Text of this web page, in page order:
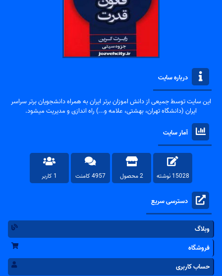
درباره سایت
این سایت توسط جمیعی از دانش اموزان برتر ایران به همراه دانشجویان برتر سراسر
ایران (دانشگاه تهران، بهشتی، علامه و...) راه اندازی و مدیریت میشود.
آمار سایت
15028 نوشته 2 محصول 4957 کامنت 1 کاربر
دسترسی سریع
وبلاگ
فروشگاه
حساب کاربری